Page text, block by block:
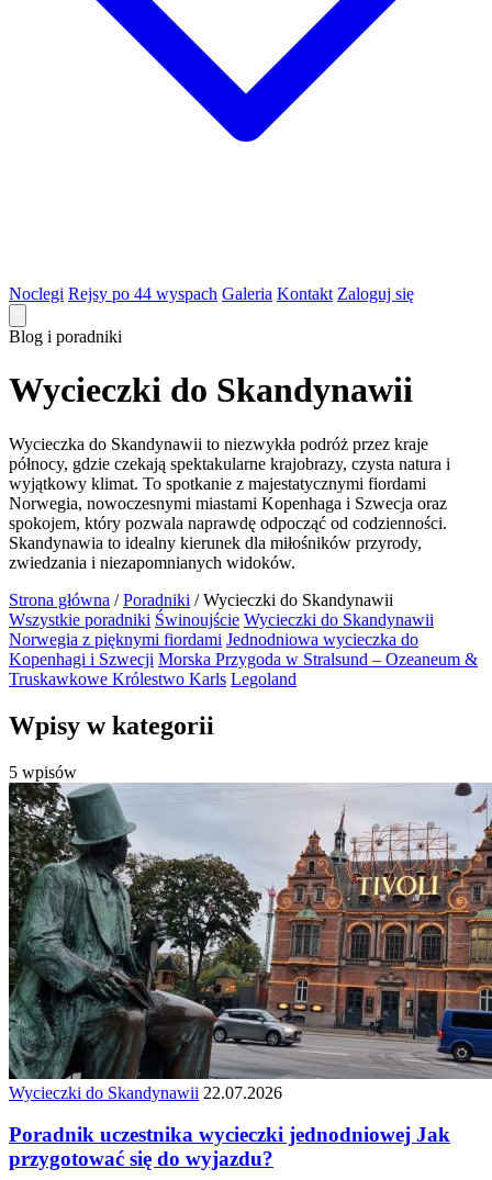
Noclegi Rejsy po 44 wyspach Galeria Kontakt Zaloguj się
Blog i poradniki
Wycieczki do Skandynawii
Wycieczka do Skandynawii to niezwykła podróż przez kraje
północy, gdzie czekają spektakularne krajobrazy, czysta natura i
wyjątkowy klimat. To spotkanie z majestatycznymi fiordami
Norwegia, nowoczesnymi miastami Kopenhaga i Szwecja oraz
spokojem, który pozwala naprawdę odpocząć od codzienności.
Skandynawia to idealny kierunek dla miłośników przyrody,
zwiedzania i niezapomnianych widoków.
Strona główna / Poradniki / Wycieczki do Skandynawii
Wszystkie poradniki Świnoujście Wycieczki do Skandynawii
Norwegia z pięknymi fiordami Jednodniowa wycieczka do
Kopenhagi i Szwecji Morska Przygoda w Stralsund – Ozeaneum &
Truskawkowe Królestwo Karls Legoland
Wpisy w kategorii
5 wpisów
Wycieczki do Skandynawii 22.07.2026
Poradnik uczestnika wycieczki jednodniowej Jak
przygotować się do wyjazdu?